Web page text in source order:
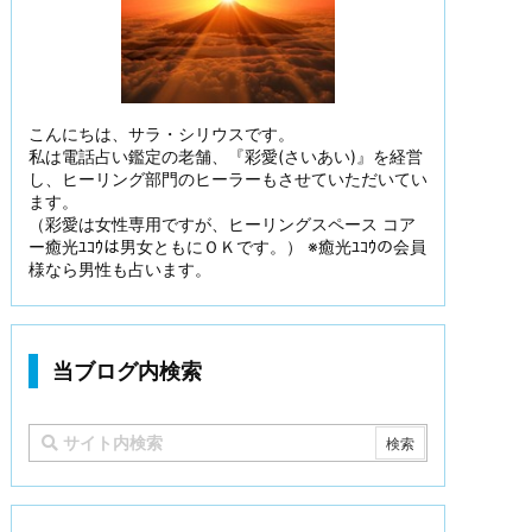
こんにちは、サラ・シリウスです。
私は電話占い鑑定の老舗、『彩愛(さいあい)』を経営
し、ヒーリング部門のヒーラーもさせていただいてい
ます。
（彩愛は女性専用ですが、ヒーリングスペース コア
ー癒光ﾕｺｳは男女ともにＯＫです。） ※癒光ﾕｺｳの会員
様なら男性も占います。
当ブログ内検索